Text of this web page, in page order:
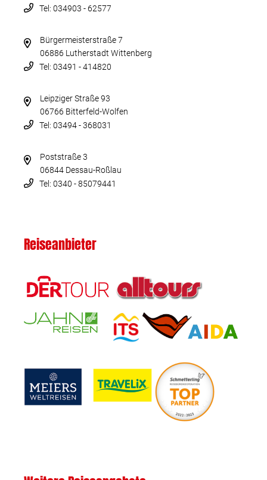
Tel: 034903 - 62577
Bürgermeisterstraße 7
06886 Lutherstadt Wittenberg
Tel: 03491 - 414820
Leipziger Straße 93
06766 Bitterfeld-Wolfen
Tel: 03494 - 368031
Poststraße 3
06844 Dessau-Roßlau
Tel: 0340 - 85079441
Reiseanbieter